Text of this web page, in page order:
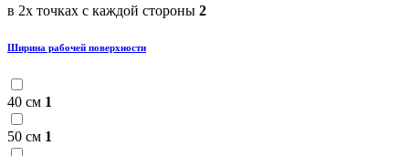
в 2х точках с каждой стороны 2
Ширина рабочей поверхности
40 см 1
50 см 1